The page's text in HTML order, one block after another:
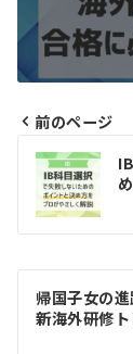
投
ナ
ビ
ゲ
ー
前のページ
帰国子女の
新海外研修